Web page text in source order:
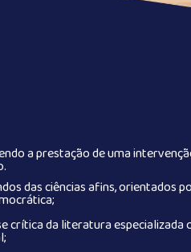
a prestação de uma
das ciências afins, orientados
crítica da literatura